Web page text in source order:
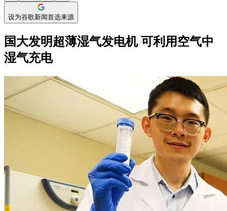
设为谷歌新闻首选来源
国大发明超薄湿气发电机 可利用空气中
湿气充电